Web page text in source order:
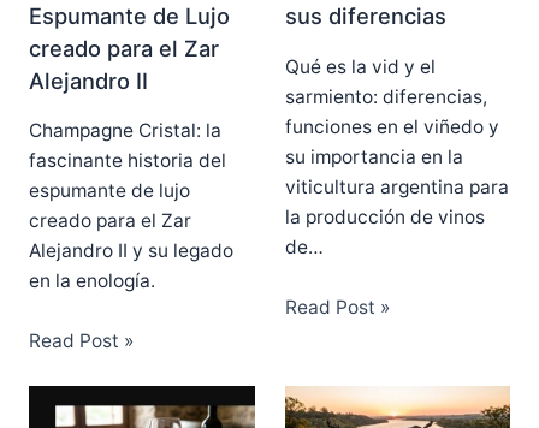
Espumante de Lujo
creado para el Zar
Alejandro II
Champagne Cristal: la
fascinante historia del
espumante de lujo
creado para el Zar
Alejandro II y su legado
en la enología.
Read Post »
sus diferencias
Qué es la vid y el
sarmiento: diferencias,
funciones en el viñedo y
su importancia en la
viticultura argentina para
la producción de vinos
de…
Read Post »